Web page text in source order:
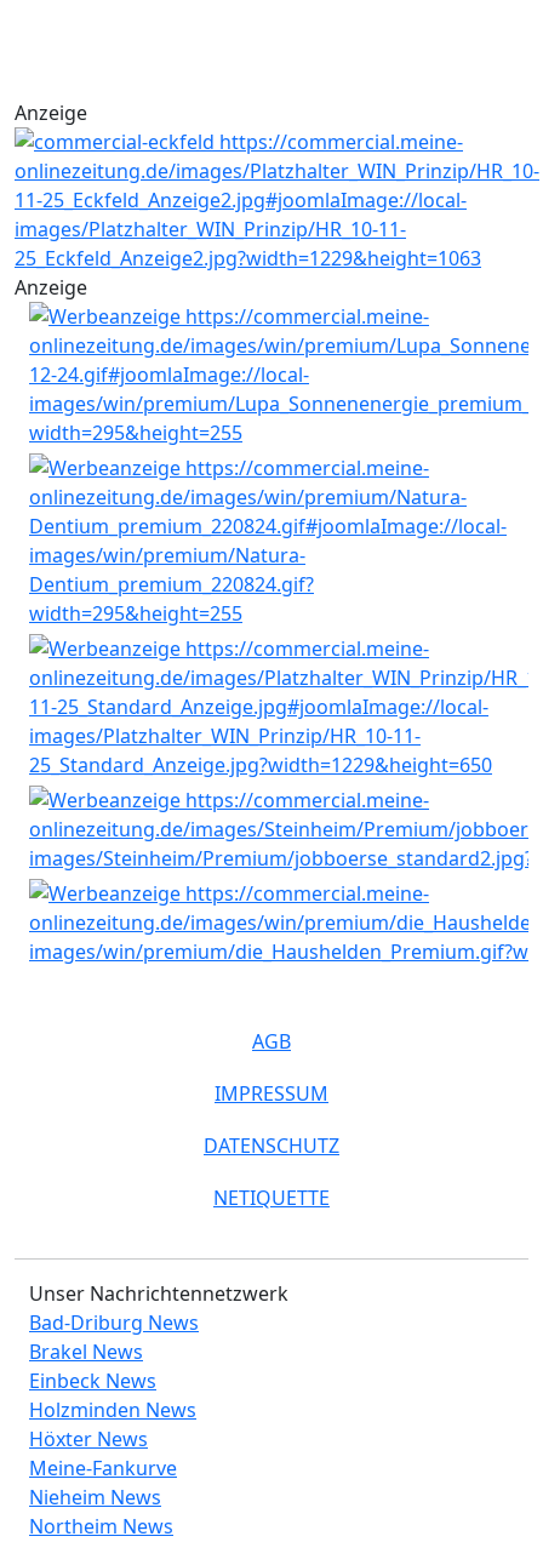
Anzeige
Anzeige
AGB
IMPRESSUM
DATENSCHUTZ
NETIQUETTE
Unser Nachrichtennetzwerk
Bad-Driburg News
Brakel News
Einbeck News
Holzminden News
Höxter News
Meine-Fankurve
Nieheim News
Northeim News